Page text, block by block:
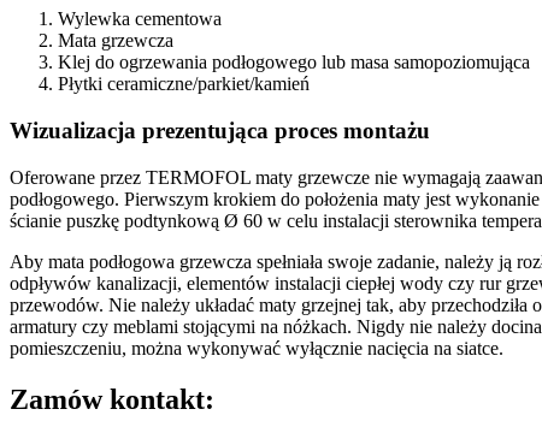
Wylewka cementowa
Mata grzewcza
Klej do ogrzewania podłogowego lub masa samopoziomująca
Płytki ceramiczne/parkiet/kamień
Wizualizacja prezentująca proces montażu
Oferowane przez TERMOFOL maty grzewcze nie wymagają
podłogowego. Pierwszym krokiem do położenia maty jest
ścianie puszkę podtynkową Ø 60 w celu instalacji sterownika
Aby mata podłogowa grzewcza spełniała swoje zadanie, należy ją
odpływów kanalizacji, elementów instalacji ciepłej wody czy rur
przewodów. Nie należy układać maty grzejnej tak, aby
armatury czy meblami stojącymi na nóżkach. Nigdy nie należy
pomieszczeniu, można wykonywać wyłącznie nacięcia na siatce.
Zamów kontakt: